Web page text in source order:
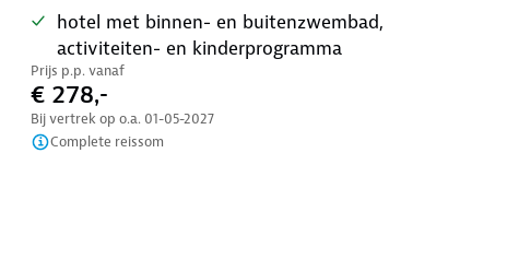
hotel met binnen- en buitenzwembad,
activiteiten- en kinderprogramma
Prijs p.p. vanaf
€ 278,-
Bij vertrek op o.a. 01-05-2027
Complete reissom